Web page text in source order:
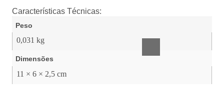
Acessórios
Características Técnicas:
Peso
0,031 kg
Dimensões
11 × 6 × 2,5 cm